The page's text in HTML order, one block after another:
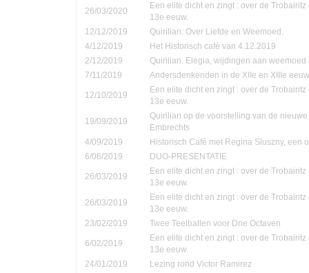
26/03/2020
Een elite dicht en zingt : over de
13e eeuw.
12/12/2019
Quirilian: Over Liefde en Weemoed.
4/12/2019
Het Historisch café van 4.12.2019
2/12/2019
Quirilian. Elegia, wijdingen aan weemoed
7/11/2019
Andersdenkenden in de XIIe en XIIIe
12/10/2019
Een elite dicht en zingt : over de
13e eeuw.
19/09/2019
Quirilian op de voorstelling van de
Embrechts
4/09/2019
Historisch Café met Regina Sluszny, een
6/06/2019
DUO-PRESENTATIE
26/03/2019
Een elite dicht en zingt : over de
13e eeuw.
26/03/2019
Een elite dicht en zingt : over de
13e eeuw.
23/02/2019
Twee Teelballen voor Drie Octaven
6/02/2019
Een elite dicht en zingt : over de
13e eeuw.
24/01/2019
Lezing rond Victor Ramirez